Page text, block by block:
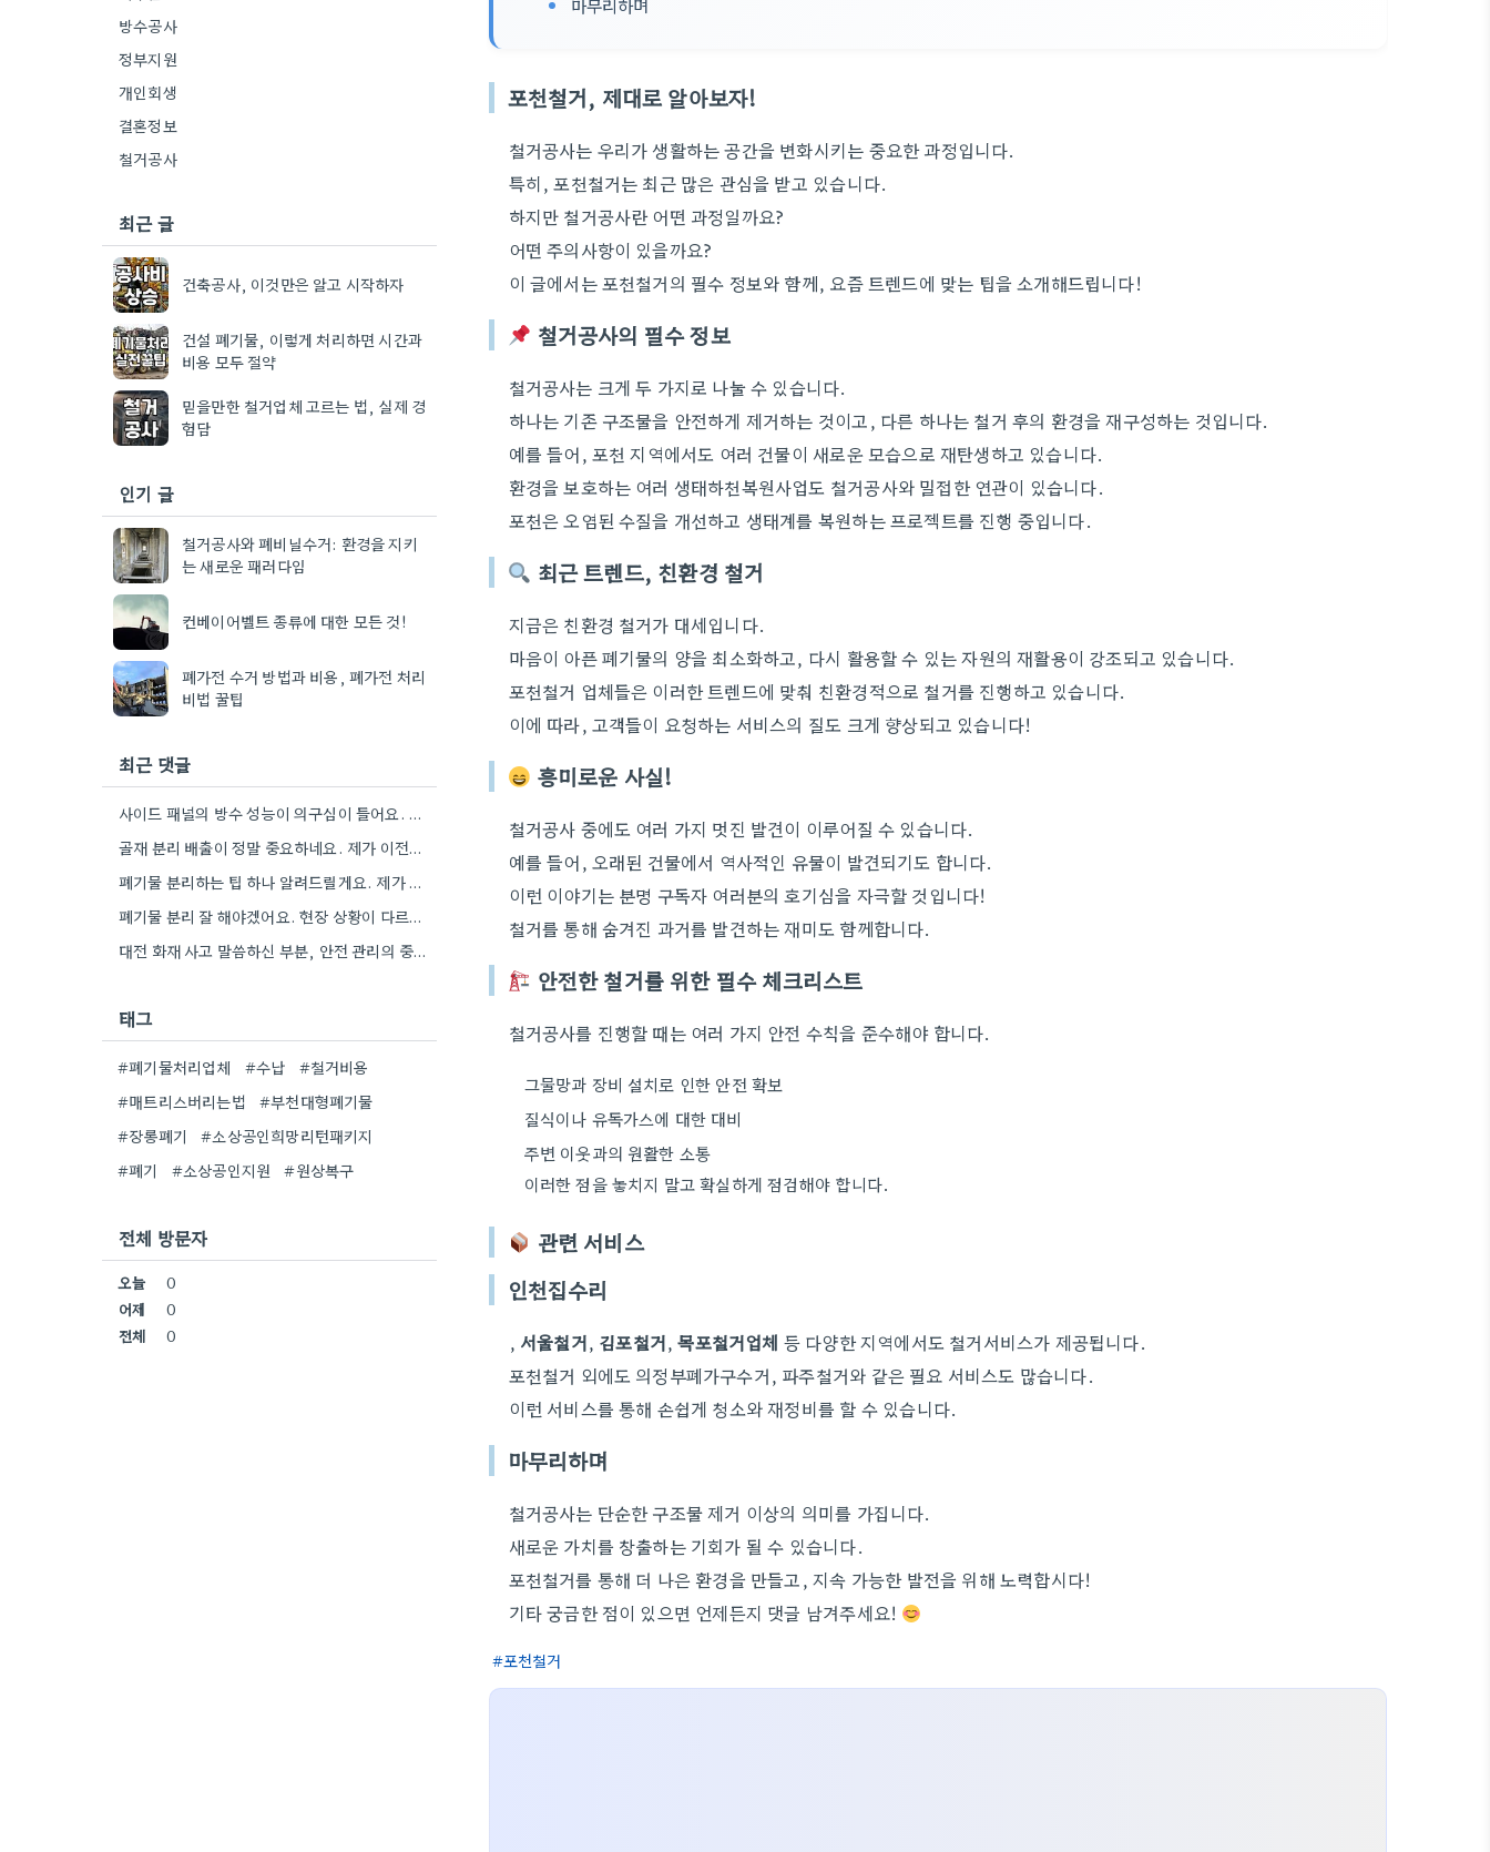
포천철거, 제대로 알아보자!
철거공사는 우리가 생활하는 공간을 변화시키는 중요한 과정입니다.
특히, 포천철거는 최근 많은 관심을 받고 있습니다.
하지만 철거공사란 어떤 과정일까요?
어떤 주의사항이 있을까요?
이 글에서는 포천철거의 필수 정보와 함께, 요즘 트렌드에 맞는 팁을 소개해드립니다!
철거공사의 필수 정보
철거공사는 크게 두 가지로 나눌 수 있습니다.
하나는 기존 구조물을 안전하게 제거하는 것이고, 다른 하나는 철거 후의 환경을 재구성하는 것입니다.
예를 들어, 포천 지역에서도 여러 건물이 새로운 모습으로 재탄생하고 있습니다.
환경을 보호하는 여러 생태하천복원사업도 철거공사와 밀접한 연관이 있습니다.
포천은 오염된 수질을 개선하고 생태계를 복원하는 프로젝트를 진행 중입니다.
최근 트렌드, 친환경 철거
지금은 친환경 철거가 대세입니다.
마음이 아픈 폐기물의 양을 최소화하고, 다시 활용할 수 있는 자원의 재활용이 강조되고 있습니다.
포천철거 업체들은 이러한 트렌드에 맞춰 친환경적으로 철거를 진행하고 있습니다.
이에 따라, 고객들이 요청하는 서비스의 질도 크게 향상되고 있습니다!
흥미로운 사실!
철거공사 중에도 여러 가지 멋진 발견이 이루어질 수 있습니다.
예를 들어, 오래된 건물에서 역사적인 유물이 발견되기도 합니다.
이런 이야기는 분명 구독자 여러분의 호기심을 자극할 것입니다!
철거를 통해 숨겨진 과거를 발견하는 재미도 함께합니다.
안전한 철거를 위한 필수 체크리스트
철거공사를 진행할 때는 여러 가지 안전 수칙을 준수해야 합니다.
그물망과 장비 설치로 인한 안전 확보
질식이나 유독가스에 대한 대비
주변 이웃과의 원활한 소통
이러한 점을 놓치지 말고 확실하게 점검해야 합니다.
관련 서비스
인천집수리
, 서울철거, 김포철거,목포철거업체 등 다양한 지역에서도 철거서비스가 제공됩니다.
포천철거 외에도 의정부폐가구수거, 파주철거와 같은 필요 서비스도 많습니다.
이런 서비스를 통해 손쉽게 청소와 재정비를 할 수 있습니다.
마무리하며
철거공사는 단순한 구조물 제거 이상의 의미를 가집니다.
새로운 가치를 창출하는 기회가 될 수 있습니다.
포천철거를 통해 더 나은 환경을 만들고, 지속 가능한 발전을 위해 노력합시다!
기타 궁금한 점이 있으면 언제든지 댓글 남겨주세요!
포천철거
방수공사
정부지원
개인회생
결혼정보
철거공사
최근 글
건축공사, 이것만은 알고 시작하자
건설 폐기물, 이렇게 처리하면 시간과
비용 모두 절약
믿을만한 철거업체 고르는 법, 실제 경
험담
인기 글
철거공사와 폐비닐수거: 환경을 지키
는 새로운 패러다임
컨베이어벨트 종류에 대한 모든 것!
폐가전 수거 방법과 비용, 폐가전 처리
비법 꿀팁
최근 댓글
사이드 패널의 방수 성능이 의구심이 들어요. 관련 자료를 찾아봐야겠네요.
골재 분리 배출이 정말 중요하네요. 제가 이전에 비슷한 현장을 방문했을 때도 이렇게 철저하게 분류하지 않은…
폐기물 분리하는 팁 하나 알려드릴게요. 제가 작업할 때, 철근은 따로 모아두고 골재는 색깔별로 구분해서 보관했는데,…
폐기물 분리 잘 해야겠어요. 현장 상황이 다르고, 시스템 등록도 꼼꼼히 확인해야 하니까.
대전 화재 사고 말씀하신 부분, 안전 관리의 중요성을 다시 한번 생각하게 되네요. 특히 규모가 큰…
태그
#폐기물처리업체 #수납
#철거비용
#매트리스버리는법
#부천대형폐기물
#장롱폐기
#소상공인희망리턴패키지
#폐기
#소상공인지원 #원상복구
전체 방문자
오늘
0
어제
0
전체
0